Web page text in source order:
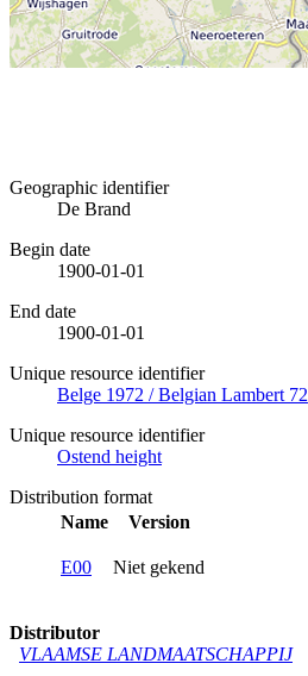
Geographic identifier
De Brand
Begin date
1900-01-01
End date
1900-01-01
Unique resource identifier
Belge 1972 / Belgian Lambert 72
Unique resource identifier
Ostend height
Distribution format
Name
Version
E00 Niet gekend
Distributor
VLAAMSE LANDMAATSCHAPPIJ